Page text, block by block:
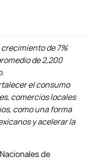
de 7%
de 2,200
el consumo
comercios locales
como una forma
y acelerar la
de